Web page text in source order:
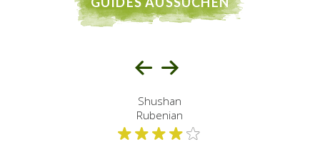
Shushan
Rubenian